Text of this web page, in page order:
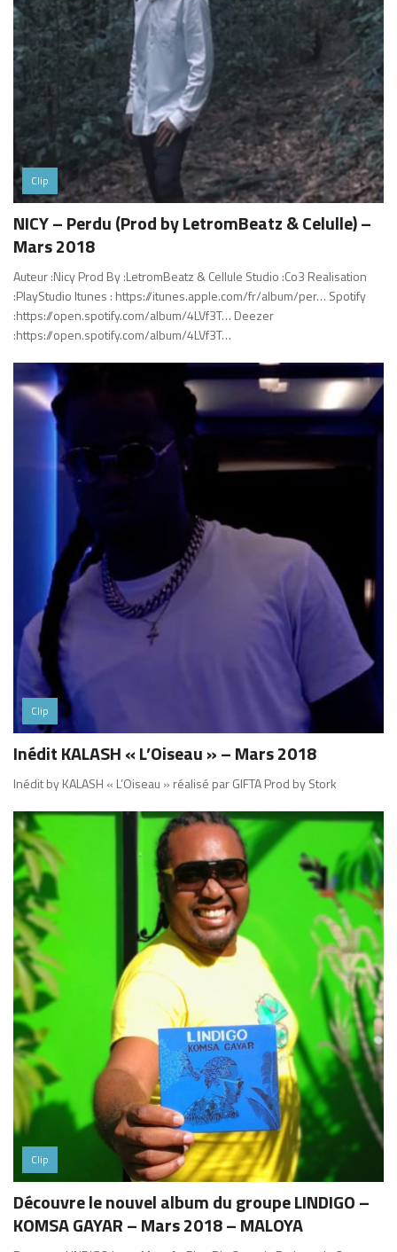
Clip
NICY – Perdu (Prod by LetromBeatz & Celulle) –
Mars 2018
Auteur :Nicy Prod By :LetromBeatz & Cellule Studio :Co3 Realisation
:PlayStudio Itunes : https://itunes.apple.com/fr/album/per… Spotify
:https://open.spotify.com/album/4LVf3T… Deezer
:https://open.spotify.com/album/4LVf3T…
Clip
Inédit KALASH « L’Oiseau » – Mars 2018
Inédit by KALASH « L’Oiseau » réalisé par GIFTA Prod by Stork
Clip
Découvre le nouvel album du groupe LINDIGO –
KOMSA GAYAR – Mars 2018 – MALOYA